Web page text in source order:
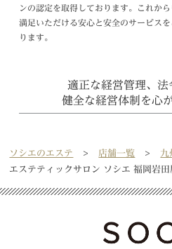
ンの認定を取得しております。これか
満足いただける安心と安全のサービス
ります。
適正な経営管理、法
健全な経営体制を心
ソシエのエステ 店舗一覧
九
エステティックサロン ソシエ 福岡岩田